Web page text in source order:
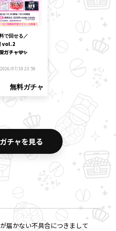
で回せる／
vol.2
ガチャ🩷✨
07/19 23:59
無料ガチャ
チャを見る
届かない不具合につきまして